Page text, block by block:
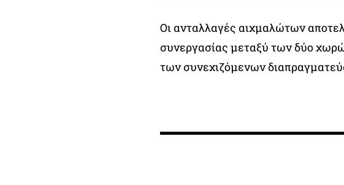
Οι ανταλλαγές αιχμαλώτων
συνεργασίας μεταξύ των δύο
των συνεχιζόμενων